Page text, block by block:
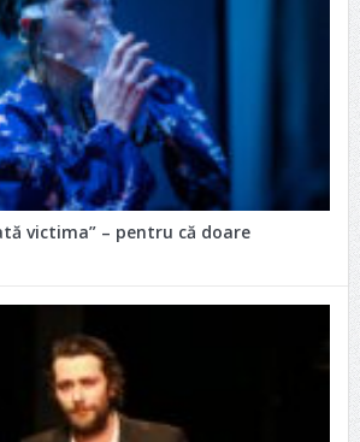
victima” – pentru că doare